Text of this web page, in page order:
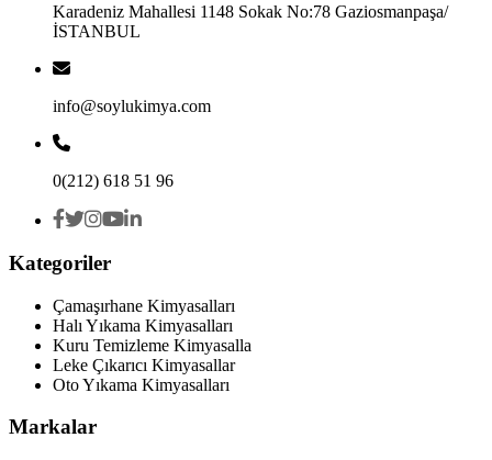
Karadeniz Mahallesi 1148 Sokak No:78 Gaziosmanpaşa/
İSTANBUL
info@soylukimya.com
0(212) 618 51 96
Kategoriler
Çamaşırhane Kimyasalları
Halı Yıkama Kimyasalları
Kuru Temizleme Kimyasalla
Leke Çıkarıcı Kimyasallar
Oto Yıkama Kimyasalları
Markalar